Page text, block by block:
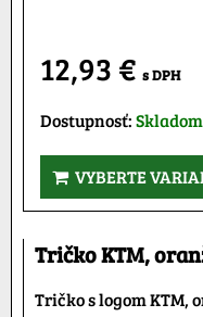
12,93 € s DPH
Dostupnosť:Skladom
VYBERTE
Tričko KTM,
Tričko s logom KTM,